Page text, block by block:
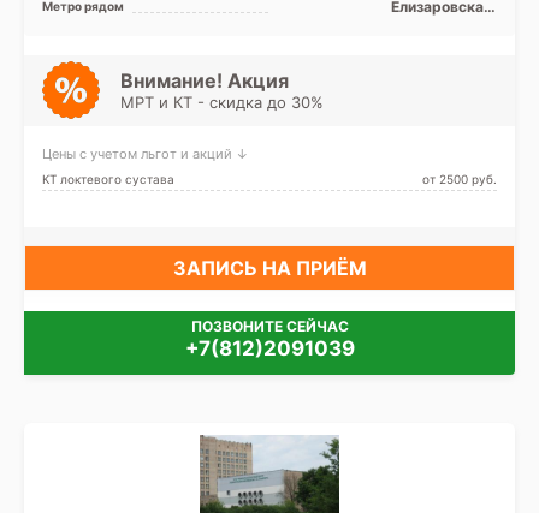
Метро рядом
Елизаровская,
Внимание! Акция
МРТ и КТ - скидка до 30%
Цены с учетом льгот и акций ↓
КТ локтевого сустава от 2500 pуб.
ЗАПИСЬ НА ПРИЁМ
ПОЗВОНИТЕ СЕЙЧАС
+7(812)2091039